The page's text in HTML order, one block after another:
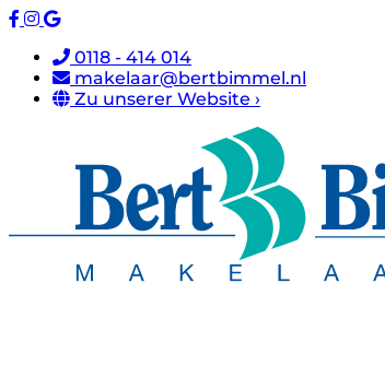
0118 - 414 014
makelaar@bertbimmel.nl
Zu unserer Website ›